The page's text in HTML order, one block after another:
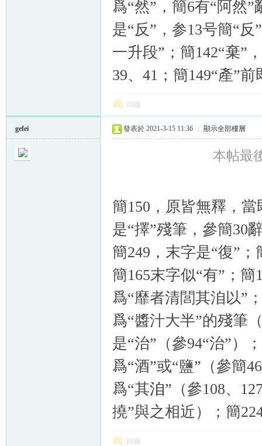
爲“然”，簡6有“阿然”
是“反”，参13号簡“
一升段”；簡142“棄”
39、41；簡149“產”前
回復
gefei 發表於 2021-3-15 11:36 顯示全部樓層
本帖最
簡150，原皆無釋，
是“擇”殘筆，參簡30
簡249，末字是“復”
簡165末字似“有”；簡
爲“靡者清閭其洎以”
爲“醬汁大半”的殘筆
是“治”（參94“治”）
爲“酒”或“鹽”（參簡
爲“其洎”（參108、
撓”與之相近）；簡
回復